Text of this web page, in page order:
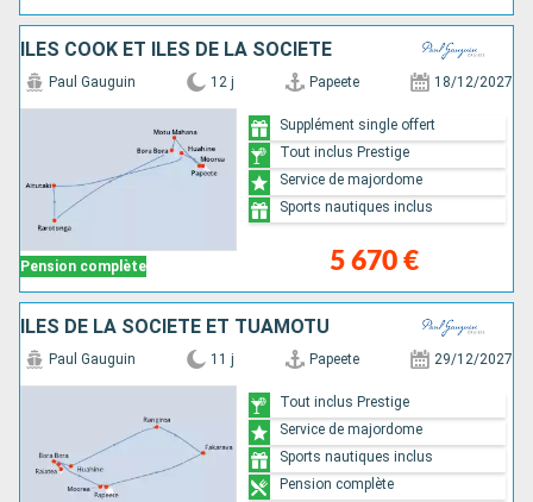
ÎLES COOK ET ÎLES DE LA SOCIÉTÉ
Pension complète
Paul Gauguin 12 j Papeete 18/12/2027
5 670 €
Supplément single offert
Tout inclus Prestige
Service de majordome
Sports nautiques inclus
ÎLES DE LA SOCIÉTÉ ET TUAMOTU
Paul Gauguin 11 j Papeete 29/12/2027
Tout inclus Prestige
Service de majordome
Sports nautiques inclus
Pension complète